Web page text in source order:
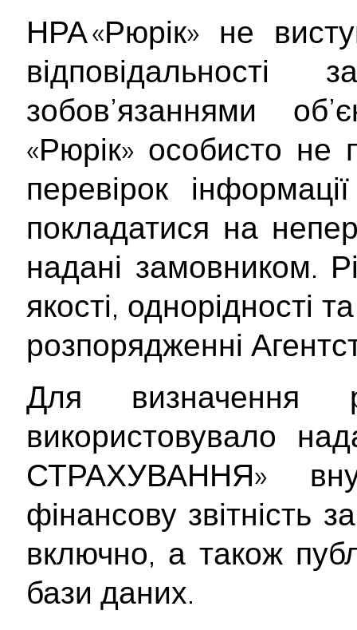
НРА «Рюрік» не
зобов’язаннями
«Рюрік» особисто не
перевірок
покладатися на
надані замовником.
якості, однорідності
розпорядженні
Для визначення
використовувало
СТРАХУВАННЯ»
фінансову звітність
включно, а також
бази даних.